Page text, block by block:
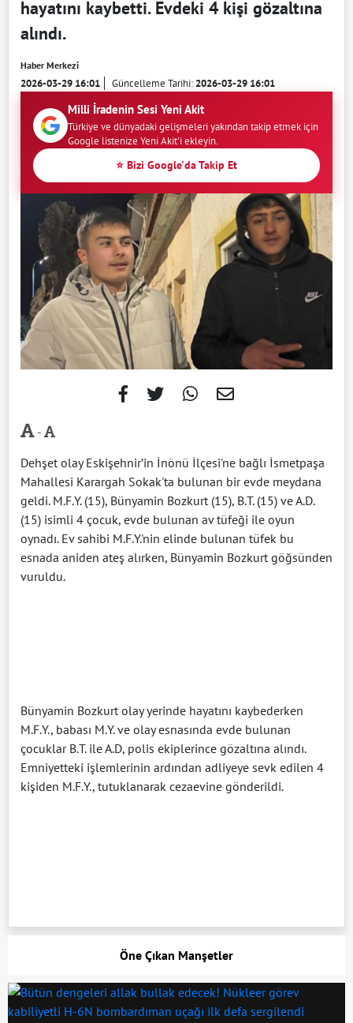
hayatını kaybetti. Evdeki 4 kişi gözaltına
alındı.
Haber Merkezi
2026-03-29 16:01 Güncelleme Tarihi:2026-03-29 16:01
Milli İradenin Sesi Yeni Akit
Türkiye ve dünyadaki gelişmeleri yakından takip etmek için
Google listenize Yeni Akit'i ekleyin.
⭐ Bizi Google'da Takip Et
-
Dehşet olay Eskişehnir’in İnönü İlçesi'ne bağlı İsmetpaşa
Mahallesi Karargah Sokak'ta bulunan bir evde meydana
geldi. M.F.Y. (15), Bünyamin Bozkurt (15), B.T. (15) ve A.D.
(15) isimli 4 çocuk, evde bulunan av tüfeği ile oyun
oynadı. Ev sahibi M.F.Y.'nin elinde bulunan tüfek bu
esnada aniden ateş alırken, Bünyamin Bozkurt göğsünden
vuruldu.
Bünyamin Bozkurt olay yerinde hayatını kaybederken
M.F.Y., babası M.Y. ve olay esnasında evde bulunan
çocuklar B.T. ile A.D, polis ekiplerince gözaltına alındı.
Emniyetteki işlemlerinin ardından adliyeye sevk edilen 4
kişiden M.F.Y., tutuklanarak cezaevine gönderildi.
Öne Çıkan Manşetler